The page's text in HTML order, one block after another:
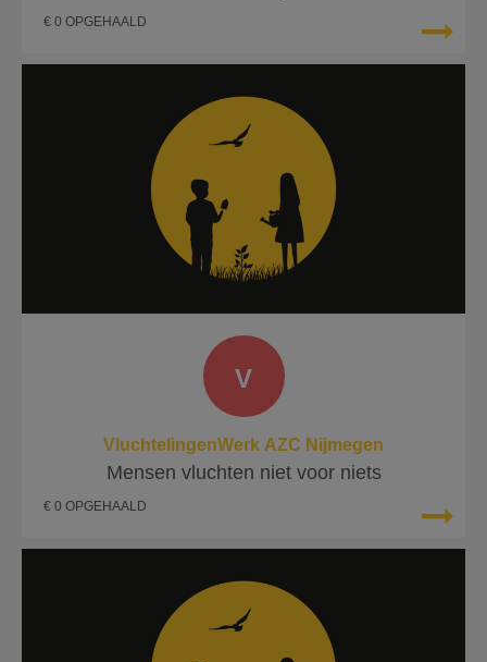
€ 0 OPGEHAALD
V
VluchtelingenWerk AZC Nijmegen
Mensen vluchten niet voor niets
€ 0 OPGEHAALD